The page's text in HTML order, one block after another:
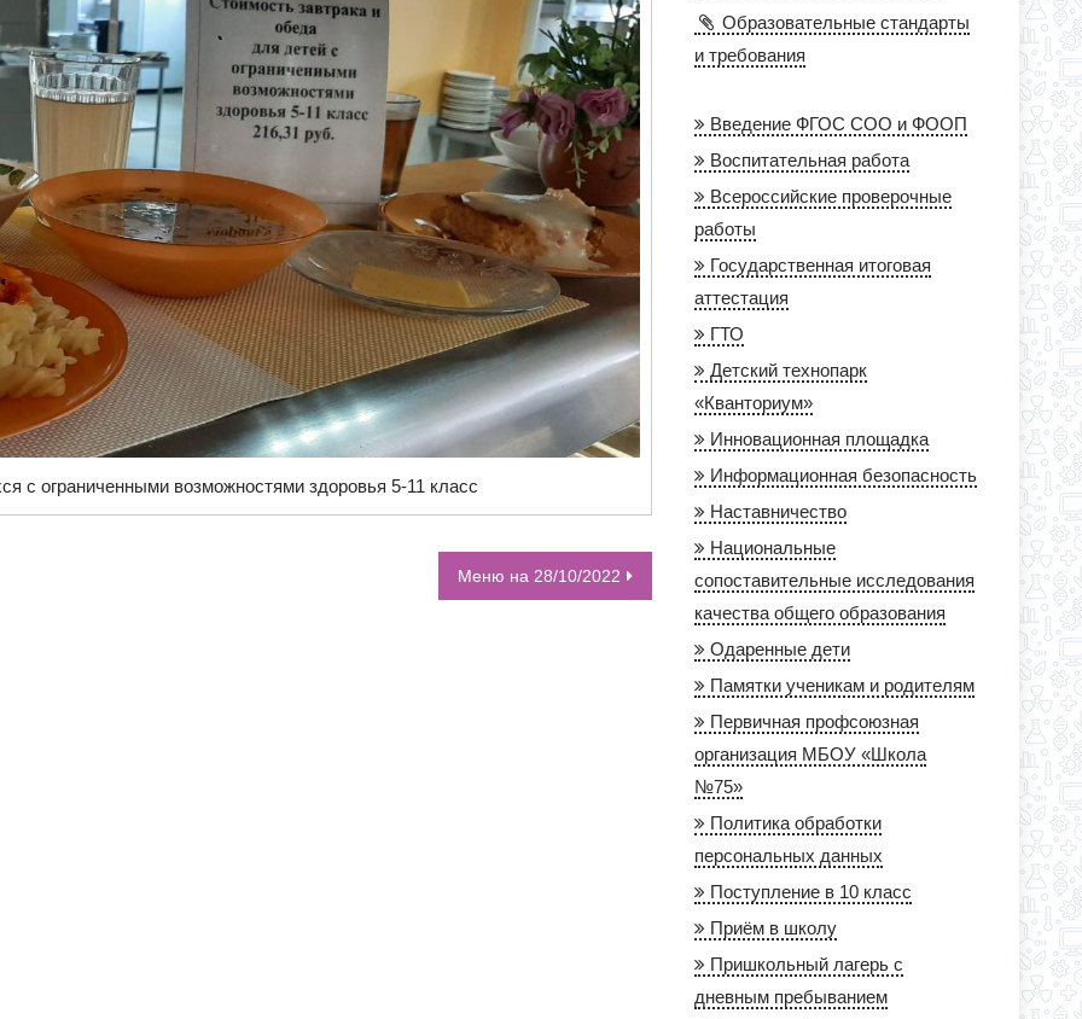
с ограниченными возможностями здоровья 5-11 класс
Меню на 28/10/2022
Образовательные стандарты
и требования
Введение ФГОС СОО и ФООП
Воспитательная работа
Всероссийские проверочные
работы
Государственная итоговая
аттестация
ГТО
Детский технопарк
«Кванториум»
Инновационная площадка
Информационная безопасность
Наставничество
Национальные
сопоставительные исследования
качества общего образования
Одаренные дети
Памятки ученикам и родителям
Первичная профсоюзная
организация МБОУ «Школа
№75»
Политика обработки
персональных данных
Поступление в 10 класс
Приём в школу
Пришкольный лагерь с
дневным пребыванием